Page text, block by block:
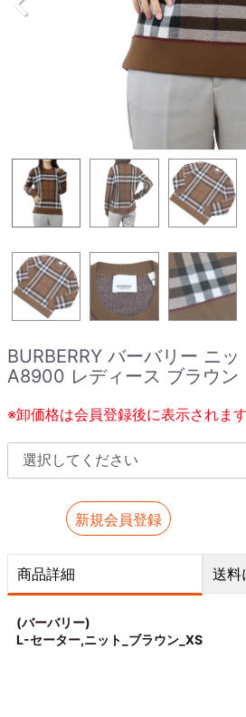
BURBERRY バーバリー ニ
A8900 レディース ブラウン
※卸価格は会員登録後に表示されます
新規会員登録
商品詳細 送料
(バーバリー)
L-セーター,ニット_ブラウン_XS